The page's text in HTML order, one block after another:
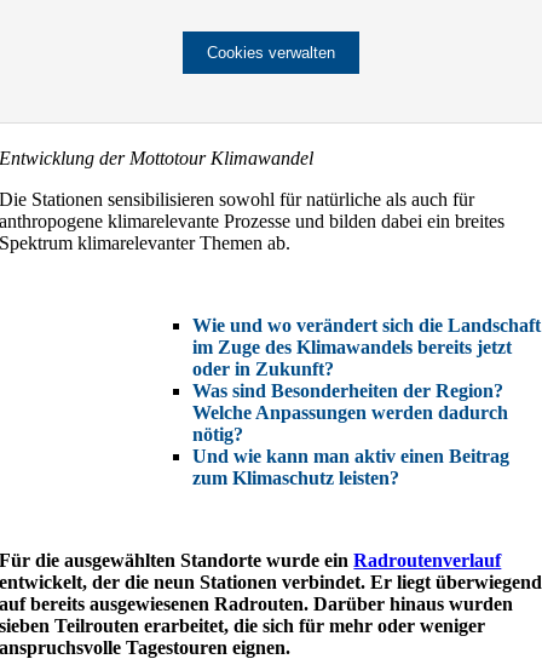
Cookies verwalten
Entwicklung der Mottotour Klimawandel
Die Stationen sensibilisieren sowohl für natürliche als auch für
anthropogene klimarelevante Prozesse und bilden dabei ein breites
Spektrum klimarelevanter Themen ab.
Wie und wo verändert sich die Landschaft
im Zuge des Klimawandels bereits jetzt
oder in Zukunft?
Was sind Besonderheiten der Region?
Welche Anpassungen werden dadurch
nötig?
Und wie kann man aktiv einen Beitrag
zum Klimaschutz leisten?
Für die ausgewählten Standorte wurde einRadroutenverlauf
entwickelt, der die neun Stationen verbindet. Er liegt überwiegend
auf bereits ausgewiesenen Radrouten. Darüber hinaus wurden
sieben Teilrouten erarbeitet, die sich für mehr oder weniger
anspruchsvolle Tagestouren eignen.